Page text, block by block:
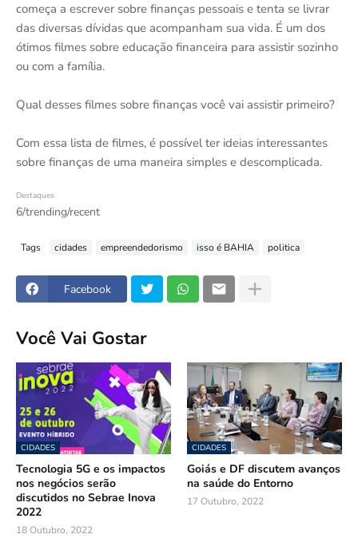
começa a escrever sobre finanças pessoais e tenta se livrar
das diversas dívidas que acompanham sua vida. É um dos
ótimos filmes sobre educação financeira para assistir sozinho
ou com a família.
Qual desses filmes sobre finanças você vai assistir primeiro?
Com essa lista de filmes, é possível ter ideias interessantes
sobre finanças de uma maneira simples e descomplicada.
Destaques
6/trending/recent
Tags cidades empreendedorismo isso é BAHIA politica
Facebook
Você Vai Gostar
CIDADES
Tecnologia 5G e os impactos
nos negócios serão
discutidos no Sebrae Inova
2022
18 Outubro, 2022
CIDADES
Goiás e DF discutem avanços
na saúde do Entorno
17 Outubro, 2022